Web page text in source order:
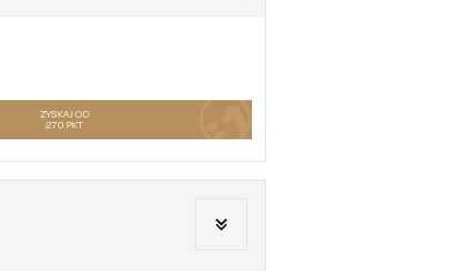
ZYSKAJ OD
270 PKT